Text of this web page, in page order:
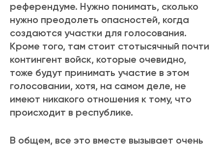
референдуме. Нужно понимать, сколько
нужно преодолеть опасностей, когда
создаются участки для голосования.
Кроме того, там стоит стотысячный почти
контингент войск, которые очевидно,
тоже будут принимать участие в этом
голосовании, хотя, на самом деле, не
имеют никакого отношения к тому, что
происходит в республике.
В общем, все это вместе вызывает очень